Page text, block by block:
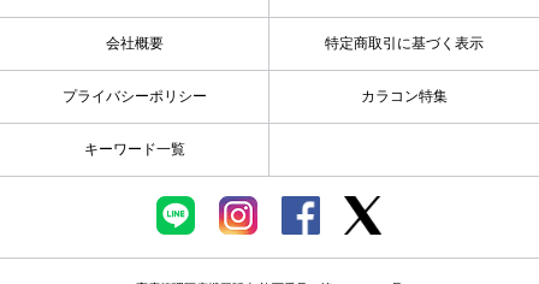
会社概要 特定商取引に基づく表示
プライバシーポリシー カラコン特集
キーワード一覧